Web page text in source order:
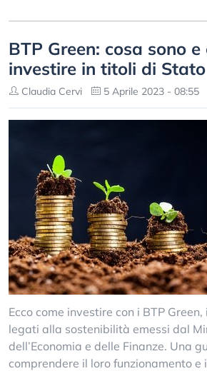
BTP Green: cosa sono e
investire in titoli di
Claudia Cervi 5 Aprile 2023 - 08:55
Ecco come investire con i BTP
legati alla sostenibilità emessi dal
dell’Economia e delle Finanze. Una
comprendere il loro funzionamento e